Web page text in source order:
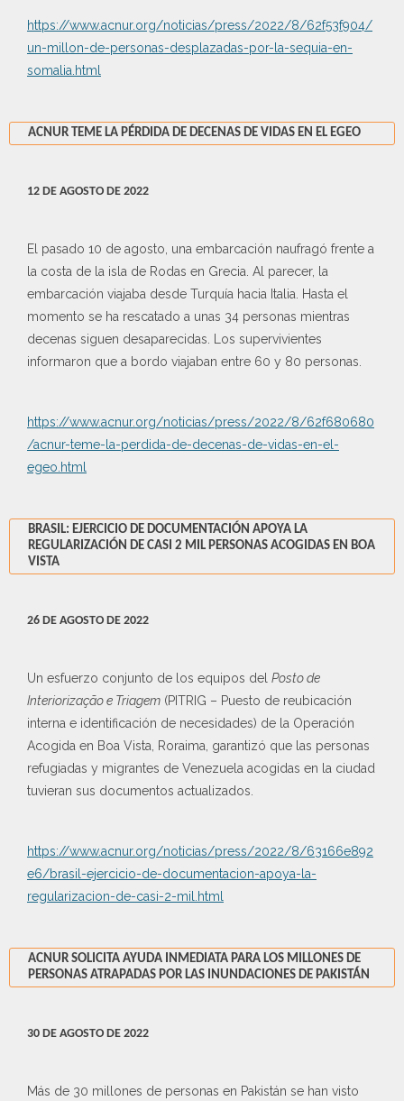
https://www.acnur.org/noticias/press/2022/8/62f53f904/
un-millon-de-personas-desplazadas-por-la-sequia-en-
somalia.html
ACNUR TEME LA PÉRDIDA DE DECENAS DE VIDAS EN EL EGEO
12 DE AGOSTO DE 2022
El pasado 10 de agosto, una embarcación naufragó frente a
la costa de la isla de Rodas en Grecia. Al parecer, la
embarcación viajaba desde Turquía hacia Italia. Hasta el
momento se ha rescatado a unas 34 personas mientras
decenas siguen desaparecidas. Los supervivientes
informaron que a bordo viajaban entre 60 y 80 personas.
https://www.acnur.org/noticias/press/2022/8/62f680680
/acnur-teme-la-perdida-de-decenas-de-vidas-en-el-
egeo.html
BRASIL: EJERCICIO DE DOCUMENTACIÓN APOYA LA
REGULARIZACIÓN DE CASI 2 MIL PERSONAS ACOGIDAS EN BOA
VISTA
26 DE AGOSTO DE 2022
Un esfuerzo conjunto de los equipos del Posto de
Interiorização e Triagem (PITRIG – Puesto de reubicación
interna e identificación de necesidades) de la Operación
Acogida en Boa Vista, Roraima, garantizó que las personas
refugiadas y migrantes de Venezuela acogidas en la ciudad
tuvieran sus documentos actualizados.
https://www.acnur.org/noticias/press/2022/8/63166e892
e6/brasil-ejercicio-de-documentacion-apoya-la-
regularizacion-de-casi-2-mil.html
ACNUR SOLICITA AYUDA INMEDIATA PARA LOS MILLONES DE
PERSONAS ATRAPADAS POR LAS INUNDACIONES DE PAKISTÁN
30 DE AGOSTO DE 2022
Más de 30 millones de personas en Pakistán se han visto